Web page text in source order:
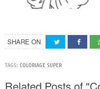
SHARE ON
TAGS: COLORIAGE SUPER
Related Posts of